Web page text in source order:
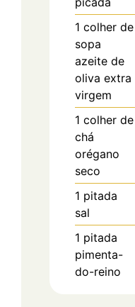
1 colher de
sopa
azeite de
oliva extra
virgem
1 colher de
chá
orégano
seco
1 pitada
sal
1 pitada
pimenta-
do-reino